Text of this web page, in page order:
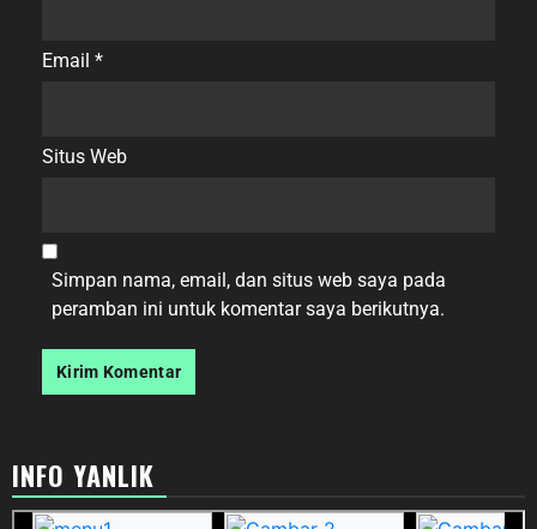
Email *
Situs Web
Simpan nama, email, dan situs web saya pada
peramban ini untuk komentar saya berikutnya.
INFO YANLIK